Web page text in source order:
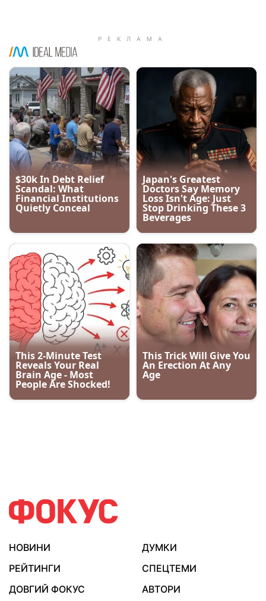
НОВИНИ
ДУМКИ
РЕЙТИНГИ
СПЕЦТЕМИ
ДОВГИЙ ФОКУС
АВТОРИ